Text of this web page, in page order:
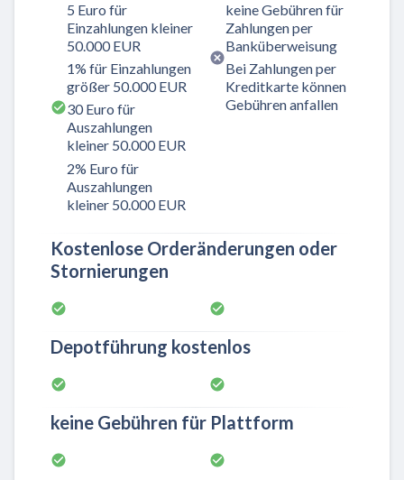
5 Euro für
Einzahlungen kleiner
50.000 EUR
1% für Einzahlungen
größer 50.000 EUR
30 Euro für
Auszahlungen
kleiner 50.000 EUR
2% Euro für
Auszahlungen
kleiner 50.000 EUR
keine Gebühren für
Zahlungen per
Banküberweisung
Bei Zahlungen per
Kreditkarte können
Gebühren anfallen
Kostenlose Orderänderungen oder
Stornierungen
Depotführung kostenlos
keine Gebühren für Plattform